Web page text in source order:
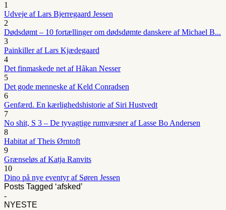
1
Udveje af Lars Bjerregaard Jessen
2
Dødsdømt – 10 fortællinger om dødsdømte danskere af Michael B...
3
Painkiller af Lars Kjædegaard
4
Det finmaskede net af Håkan Nesser
5
Det gode menneske af Keld Conradsen
6
Genfærd. En kærlighedshistorie af Siri Hustvedt
7
No shit, S 3 – De tyvagtige rumvæsner af Lasse Bo Andersen
8
Habitat af Theis Ørntoft
9
Grænseløs af Katja Ranvits
10
Dino på nye eventyr af Søren Jessen
Posts Tagged ‘afsked’
-
NYESTE